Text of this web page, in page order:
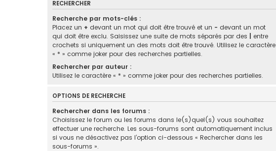
RECHERCHER
Recherche par mots-clés :
Placez un + devant un mot qui doit être trouvé et un - devant un mot
qui doit être exclu. Saisissez une suite de mots séparés par des
entre
crochets si uniquement un des mots doit être trouvé. Utilisez le caractère
« * » comme joker pour des recherches partielles.
Rechercher par auteur :
Utilisez le caractère « * » comme joker pour des recherches partielles.
OPTIONS DE RECHERCHE
Rechercher dans les forums :
Choisissez le forum ou les forums dans le(s)quel(s) vous souhaitez
effectuer une recherche. Les sous-forums sont automatiquement inclus
si vous ne désactivez pas l’option ci-dessous « Rechercher dans les
sous-forums ».